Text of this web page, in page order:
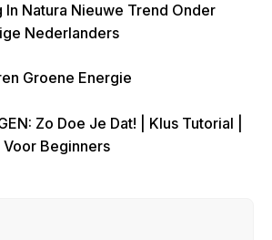
In Natura Nieuwe Trend Onder
Nederlanders
Groene Energie
Zo Doe Je Dat! | Klus Tutorial |
Voor Beginners